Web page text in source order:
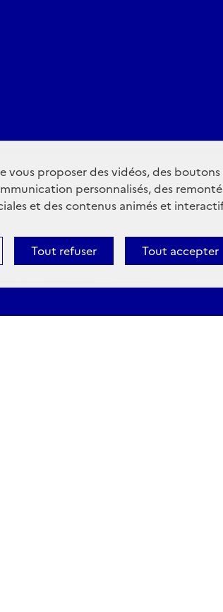
vous proposer des vidéos, des boutons
personnalisés, des
et des contenus animés et
Tout accepter
Tout refuser